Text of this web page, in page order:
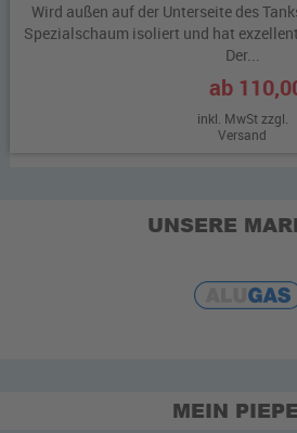
Wird außen auf der Unterseite des
Spezialschaum isoliert und hat
Der...
ab
inkl. MwSt zzgl.
Versand
UNSERE
MEIN